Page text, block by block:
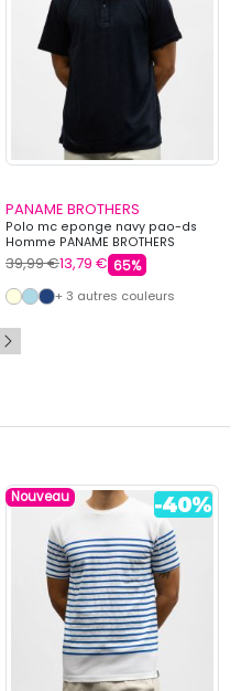
PANAME BROTHERS
Polo mc eponge navy pao-ds
Homme PANAME BROTHERS
39,99 €13,79 € 65%
+ 3 autres couleurs
Nouveau